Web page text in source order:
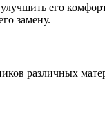
его
замену.
различных